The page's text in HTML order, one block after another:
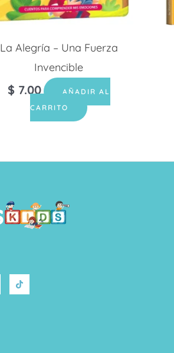
La Alegría – Una Fuerza
Invencible
$ 7.00
AÑADIR AL
CARRITO